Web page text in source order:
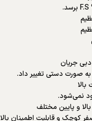
به صورت دستی تغییر داد.
نمی‌شود.
و پایین مختلف
کوچک و قابلیت اطمینان بالا